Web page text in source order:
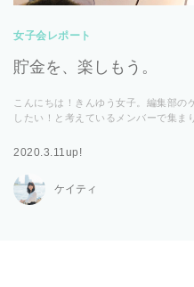
女子会レポート
貯金を、楽しもう。
こんにちは！きんゆう女子。編集部の
したい！と考えているメンバーで集ま
2020.3.11up!
ケイティ